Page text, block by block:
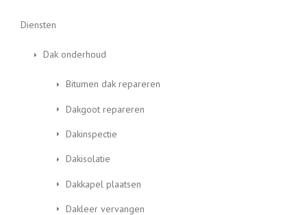
Diensten
Dak onderhoud
Bitumen dak repareren
Dakgoot repareren
Dakinspectie
Dakisolatie
Dakkapel plaatsen
Dakleer vervangen